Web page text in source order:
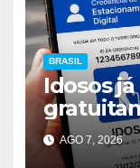
BRASIL
Idosos
digital
em todo
AGO 7, 2026